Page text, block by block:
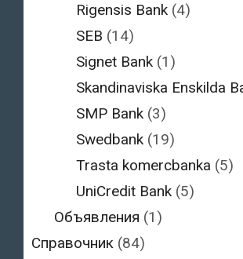
Rigensis Bank (4)
SEB (14)
Signet Bank (1)
Skandinaviska Enskilda
SMP Bank (3)
Swedbank (19)
Trasta komercbanka (5)
UniCredit Bank (5)
Объявления (1)
Справочник (84)